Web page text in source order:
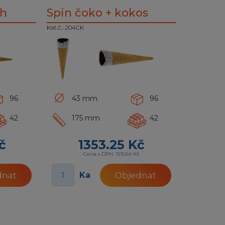
96
42
Spin čoko + kokos
Kat.č.: 204CK
43 mm 96
175 mm 42
1353.25 Kč
Cena s DPH: 1515.64 Kč
Ka Objednat